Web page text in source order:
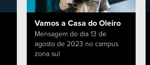
Vamos a Casa do Oleiro
Mensagem do dia 13 de
agosto de 2023 no campus
zona sul